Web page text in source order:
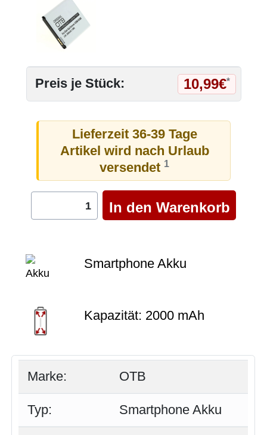
Preis je Stück: 10,99€*
Lieferzeit 36-39 Tage
Artikel wird nach Urlaub
versendet 1
Smartphone Akku
Kapazität: 2000 mAh
Marke: OTB
Typ: Smartphone Akku